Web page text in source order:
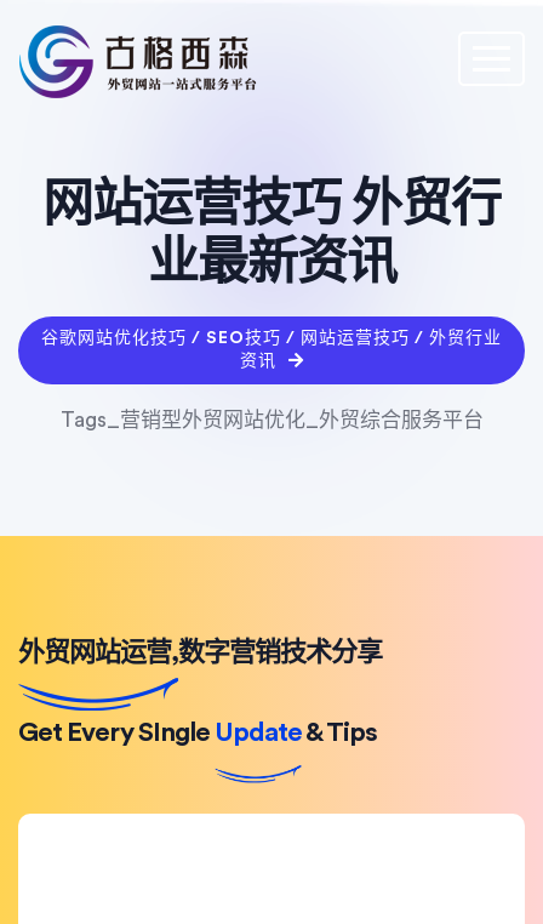
网站运营技巧 外贸行
业最新资讯
谷歌网站优化技巧 / SEO技巧 / 网站运营技巧 / 外贸行业
资讯
Tags_营销型外贸网站优化_外贸综合服务平台
外贸网站运营,数字营销技术分享
Get Every SIngle Update& Tips